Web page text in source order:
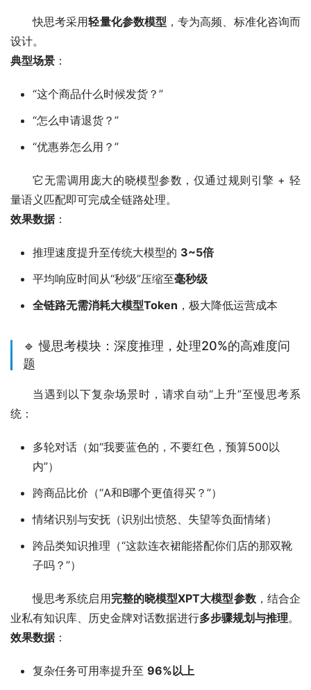
快思考采用轻量化参数模型 ，专为高频、标准化咨询而
设计。
典型场景 ：
“这个商品什么时候发货？”
“怎么申请退货？”
“优惠券怎么用？”
它无需调用庞大的晓模型参数，仅通过规则引擎 + 轻
量语义匹配即可完成全链路处理。
效果数据：
推理速度提升至传统大模型的 3~5倍
平均响应时间从“秒级”压缩至毫秒级
全链路无需消耗大模型Token ，极大降低运营成本
🔹 慢思考模块：深度推理，处理20%的高难度问
题
当遇到以下复杂场景时，请求自动“上升”至慢思考系
统：
多轮对话（如“我要蓝色的，不要红色，预算500以
内”）
跨商品比价（“A和B哪个更值得买？”）
情绪识别与安抚（识别出愤怒、失望等负面情绪）
跨品类知识推理（“这款连衣裙能搭配你们店的那双靴
子吗？”）
慢思考系统启用完整的晓模型XPT大模型参数，结合企
业私有知识库、历史金牌对话数据进行多步骤规划与推理。
效果数据：
复杂任务可用率提升至 96%以上